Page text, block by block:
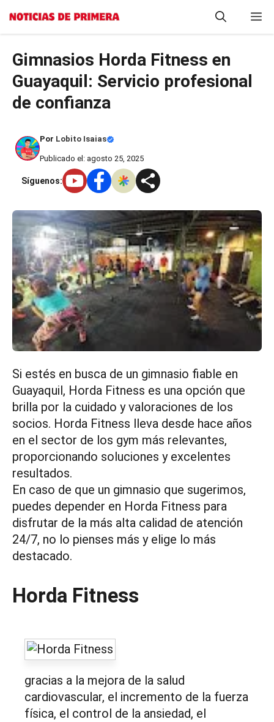
Saltar
Gimnasios Horda Fitness en
Guayaquil: Servicio profesional
de confianza
Por Lobito Isaias
Publicado el: agosto 25, 2025
Síguenos:
Si estés en busca de un gimnasio fiable en
Guayaquil, Horda Fitness es una opción que
brilla por la cuidado y valoraciones de los
socios. Horda Fitness lleva desde hace años
en el sector de los gym más relevantes,
proporcionando soluciones y excelentes
resultados.
En caso de que un gimnasio que sugerimos,
puedes depender en Horda Fitness para
disfrutar de la más alta calidad de atención
24/7, no lo pienses más y elige lo más
destacado.
Horda Fitness
gracias a la mejora de la salud
cardiovascular, el incremento de la fuerza
física, el control de la ansiedad, el